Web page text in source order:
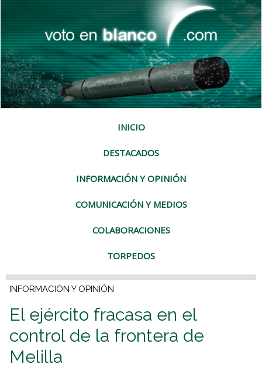
INICIO
DESTACADOS
INFORMACIÓN Y OPINIÓN
COMUNICACIÓN Y MEDIOS
COLABORACIONES
TORPEDOS
INFORMACIÓN Y OPINIÓN
El ejército fracasa en el
control de la frontera de
Melilla